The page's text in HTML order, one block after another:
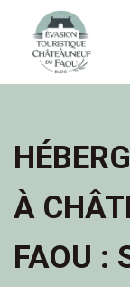
À
FAOU :